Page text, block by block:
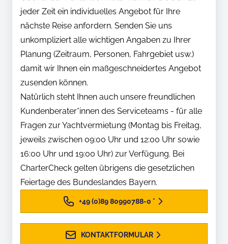
jeder Zeit ein individuelles Angebot für Ihre
nächste Reise anfordern. Senden Sie uns
unkompliziert alle wichtigen Angaben zu Ihrer
Planung (Zeitraum, Personen, Fahrgebiet usw.)
damit wir Ihnen ein maßgeschneidertes Angebot
zusenden können.
Natürlich steht Ihnen auch unsere freundlichen
Kundenberater*innen des Serviceteams - für alle
Fragen zur Yachtvermietung (Montag bis Freitag,
jeweils zwischen 09:00 Uhr und 12:00 Uhr sowie
16:00 Uhr und 19:00 Uhr) zur Verfügung. Bei
CharterCheck gelten übrigens die gesetzlichen
Feiertage des Bundeslandes Bayern.
+49 (0)89 80990788-0 *
KONTAKTFORMULAR